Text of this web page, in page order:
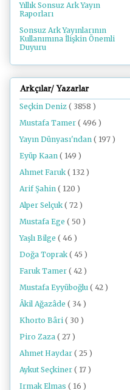
Yıllık Sonsuz Ark Yayın
Raporları
Sonsuz Ark Yayınlarının
Kullanımına İlişkin Önemli
Duyuru
Arkçılar/ Yazarlar
Seçkin Deniz ( 3858 )
Mustafa Tamer ( 496 )
Yayın Dünyası'ndan ( 197 )
Eyüp Kaan ( 149 )
Ahmet Faruk ( 132 )
Arif Şahin ( 120 )
Alper Selçuk ( 72 )
Mustafa Ege ( 50 )
Yaşlı Bilge ( 46 )
Doğa Toprak ( 45 )
Faruk Tamer ( 42 )
Mustafa Eyyüboğlu ( 42 )
Âkil Ağazâde ( 34 )
Khorto Bâri ( 30 )
Piro Zaza ( 27 )
Ahmet Haydar ( 25 )
Aykut Seçkiner ( 17 )
Irmak Elmas ( 16 )